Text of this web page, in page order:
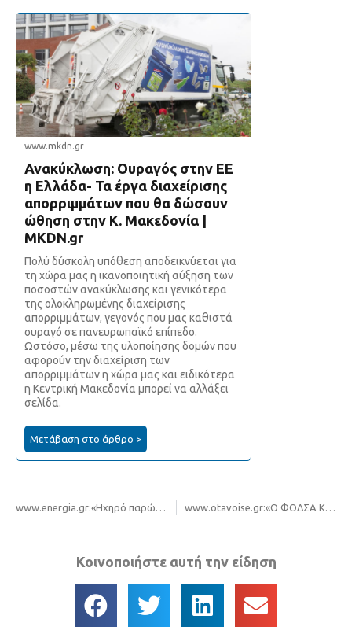
www.mkdn.gr
Ανακύκλωση: Ουραγός στην ΕΕ
η Ελλάδα- Τα έργα διαχείρισης
απορριμμάτων που θα δώσουν
ώθηση στην Κ. Μακεδονία |
MKDN.gr
Πολύ δύσκολη υπόθεση αποδεικνύεται για
τη χώρα μας η ικανοποιητική αύξηση των
ποσοστών ανακύκλωσης και γενικότερα
της ολοκληρωμένης διαχείρισης
απορριμμάτων, γεγονός που μας καθιστά
ουραγό σε πανευρωπαϊκό επίπεδο.
Ωστόσο, μέσω της υλοποίησης δομών που
αφορούν την διαχείριση των
απορριμμάτων η χώρα μας και ειδικότερα
η Κεντρική Μακεδονία μπορεί να αλλάξει
σελίδα.
Μετάβαση στο άρθρο >
www.energia.gr:«Ηχηρό παρών έδωσε ο ΦοΔΣΑ Κεντρικής Μακεδονίας στην 3η Διεθνή Έκθεση Κυκλικής οικονομίας «forward Green» www.otavoise.gr:«Ο ΦΟΔΣΑ Κεντρικής Μακεδονίας στηρίζει τον εργασιακό αθλητισμό!»
Κοινοποιήστε αυτή την είδηση